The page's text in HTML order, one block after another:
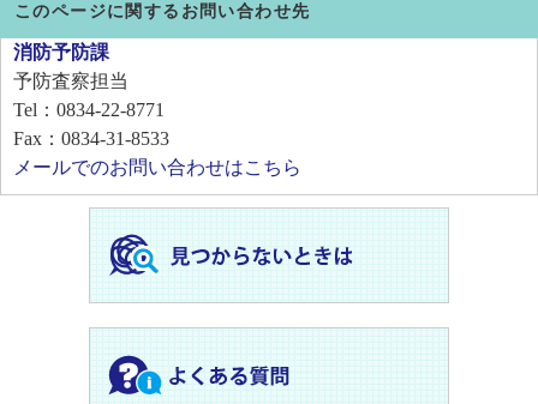
このページに関するお問い合わせ先
消防予防課
予防査察担当
Tel：0834-22-8771
Fax：0834-31-8533
メールでのお問い合わせはこちら